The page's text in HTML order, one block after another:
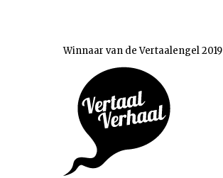
Winnaar van de Vertaalengel 2019